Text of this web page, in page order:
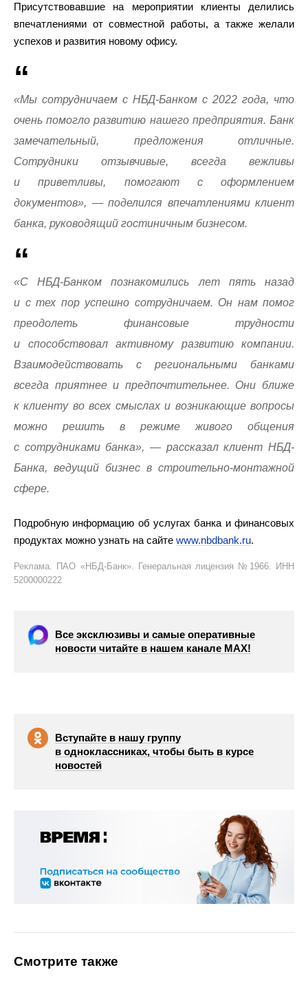
Присутствовавшие на мероприятии клиенты делились
впечатлениями от совместной работы, а также желали
успехов и развития новому офису.
«Мы сотрудничаем с НБД-Банком с 2022 года, что
очень помогло развитию нашего предприятия. Банк
замечательный, предложения отличные.
Сотрудники отзывчивые, всегда вежливы
и приветливы, помогают с оформлением
документов», — поделился впечатлениями клиент
банка, руководящий гостиничным бизнесом.
«С НБД-Банком познакомились лет пять назад
и с тех пор успешно сотрудничаем. Он нам помог
преодолеть финансовые трудности
и способствовал активному развитию компании.
Взаимодействовать с региональными банками
всегда приятнее и предпочтительнее. Они ближе
к клиенту во всех смыслах и возникающие вопросы
можно решить в режиме живого общения
с сотрудниками банка», — рассказал клиент НБД-
Банка, ведущий бизнес в строительно-монтажной
сфере.
Подробную информацию об услугах банка и финансовых
продуктах можно узнать на сайте www.nbdbank.ru.
Реклама. ПАО «НБД-Банк». Генеральная лицензия №1966. ИНН
5200000222
Все эксклюзивы и самые оперативные
новости читайте в нашем канале МАХ!
Вступайте в нашу группу
в одноклассниках, чтобы быть в курсе
новостей
Смотрите также